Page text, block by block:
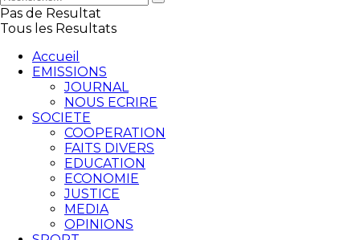
Pas de Resultat
Tous les Resultats
Accueil
EMISSIONS
JOURNAL
NOUS ECRIRE
SOCIETE
COOPERATION
FAITS DIVERS
EDUCATION
ECONOMIE
JUSTICE
MEDIA
OPINIONS